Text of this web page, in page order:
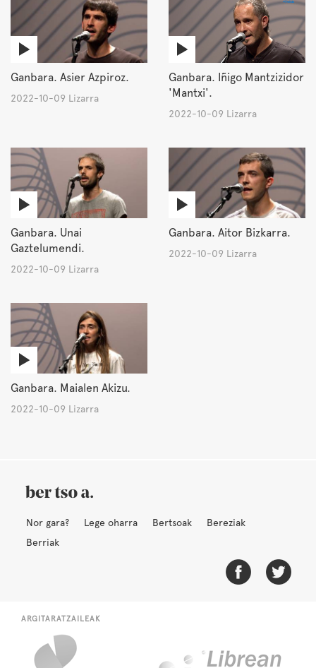
Ganbara. Asier Azpiroz.
2022-10-09 Lizarra
Ganbara. Iñigo Mantzizidor
'Mantxi'.
2022-10-09 Lizarra
Ganbara. Unai
Gaztelumendi.
2022-10-09 Lizarra
Ganbara. Aitor Bizkarra.
2022-10-09 Lizarra
Ganbara. Maialen Akizu.
2022-10-09 Lizarra
Nor gara? Lege oharra Bertsoak
Bereziak
Berriak
ARGITARATZAILEAK